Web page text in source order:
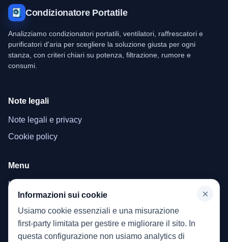
Condizionatore Portatile
Analizziamo condizionatori portatili, ventilatori, raffrescatori e
purificatori d'aria per scegliere la soluzione giusta per ogni
stanza, con criteri chiari su potenza, filtrazione, rumore e
consumi.
Note legali
Note legali e privacy
Cookie policy
Menu
Home
×
Informazioni sui cookie
Usiamo cookie essenziali e una misurazione
first-party limitata per gestire e migliorare il sito. In
questa configurazione non usiamo analytics di